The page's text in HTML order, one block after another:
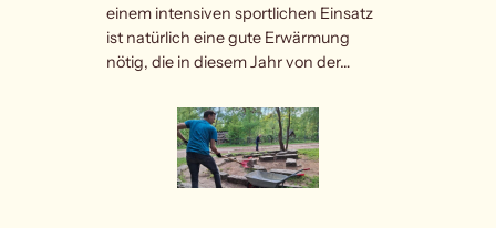
einem intensiven sportlichen Einsatz
ist natürlich eine gute Erwärmung
nötig, die in diesem Jahr von der…